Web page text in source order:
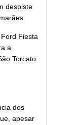
despiste
Fiesta
a
Torcato.
dos
apesar